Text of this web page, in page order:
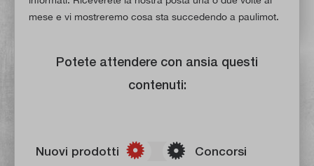
mese e vi mostreremo cosa sta succedendo a paulimot.
Potete attendere con ansia questi
contenuti:
Nuovi prodotti Concorsi